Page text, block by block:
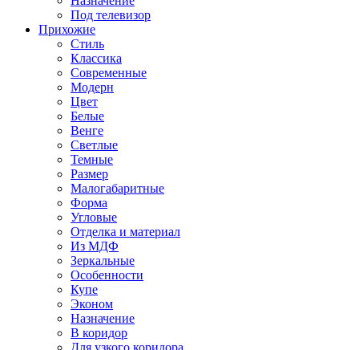
Под телевизор
Прихожие
Стиль
Классика
Современные
Модерн
Цвет
Белые
Венге
Светлые
Темные
Размер
Малогабаритные
Форма
Угловые
Отделка и материал
Из МДФ
Зеркальные
Особенности
Купе
Эконом
Назначение
В коридор
Для узкого коридора